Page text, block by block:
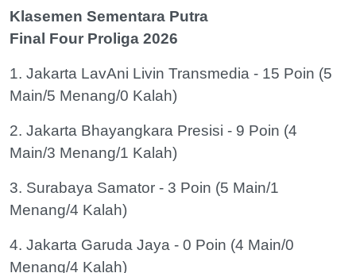
Klasemen Sementara Putra
Final Four Proliga 2026
1. Jakarta LavAni Livin Transmedia - 15 Poin (5
Main/5 Menang/0 Kalah)
2. Jakarta Bhayangkara Presisi - 9 Poin (4
Main/3 Menang/1 Kalah)
3. Surabaya Samator - 3 Poin (5 Main/1
Menang/4 Kalah)
4. Jakarta Garuda Jaya - 0 Poin (4 Main/0
Menang/4 Kalah)